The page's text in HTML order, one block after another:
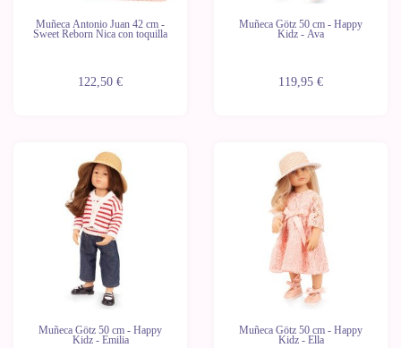
Muñeca Antonio Juan 42 cm -
Sweet Reborn Nica con toquilla
122,50 €
Muñeca Götz 50 cm - Happy
Kidz - Ava
119,95 €
Muñeca Götz 50 cm - Happy
Kidz - Emilia
Muñeca Götz 50 cm - Happy
Kidz - Ella